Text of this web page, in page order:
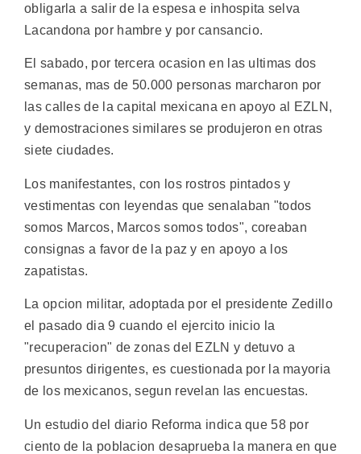
obligarla a salir de la espesa e inhospita selva
Lacandona por hambre y por cansancio.
El sabado, por tercera ocasion en las ultimas dos
semanas, mas de 50.000 personas marcharon por
las calles de la capital mexicana en apoyo al EZLN,
y demostraciones similares se produjeron en otras
siete ciudades.
Los manifestantes, con los rostros pintados y
vestimentas con leyendas que senalaban "todos
somos Marcos, Marcos somos todos", coreaban
consignas a favor de la paz y en apoyo a los
zapatistas.
La opcion militar, adoptada por el presidente Zedillo
el pasado dia 9 cuando el ejercito inicio la
"recuperacion" de zonas del EZLN y detuvo a
presuntos dirigentes, es cuestionada por la mayoria
de los mexicanos, segun revelan las encuestas.
Un estudio del diario Reforma indica que 58 por
ciento de la poblacion desaprueba la manera en que